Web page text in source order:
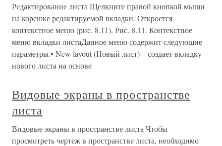
Редактирование листа Щелкните правой кнопкой мыши
на корешке редактируемой вкладки. Откроется
контекстное меню (рис. 8.11). Рис. 8.11. Контекстное
меню вкладки листаДанное меню содержит следующие
параметры.• New layout (Новый лист) – создает вкладку
нового листа на основе
Видовые экраны в пространстве
листа
Видовые экраны в пространстве листа Чтобы
просмотреть чертеж в пространстве листа, необходимо